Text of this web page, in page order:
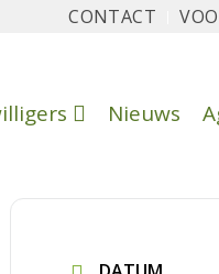
CONTACT
Nieuws